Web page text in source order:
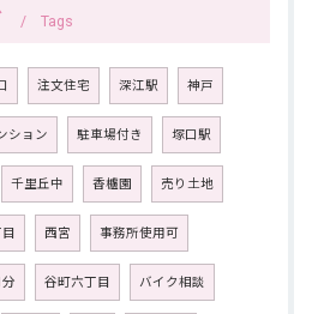
Tags
注文住宅 深江駅 神戸
ション 駐車場付き 塚口駅
千里丘中 香櫨園 売り土地
西宮 事務所使用可
谷町六丁目 バイク相談